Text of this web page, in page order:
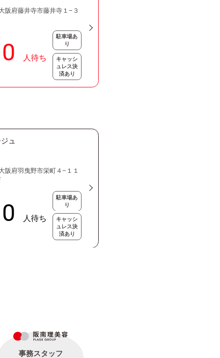
阪府藤井寺市藤井寺１−３
駐車場あ
り
キャッシ
ュレス決
済あり
ュ
阪府羽曳野市栄町４−１１
駐車場あ
り
キャッシ
ュレス決
済あり
事務スタッフ